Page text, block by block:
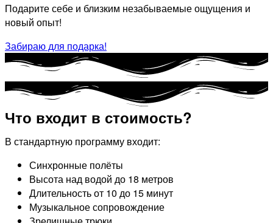
Подарите себе и близким незабываемые ощущения и
новый опыт!
Забираю для подарка!
Что входит в стоимость?
В стандартную программу входит:
Синхронные полёты
Высота над водой до 18 метров
Длительность от 10 до 15 минут
Музыкальное сопровождение